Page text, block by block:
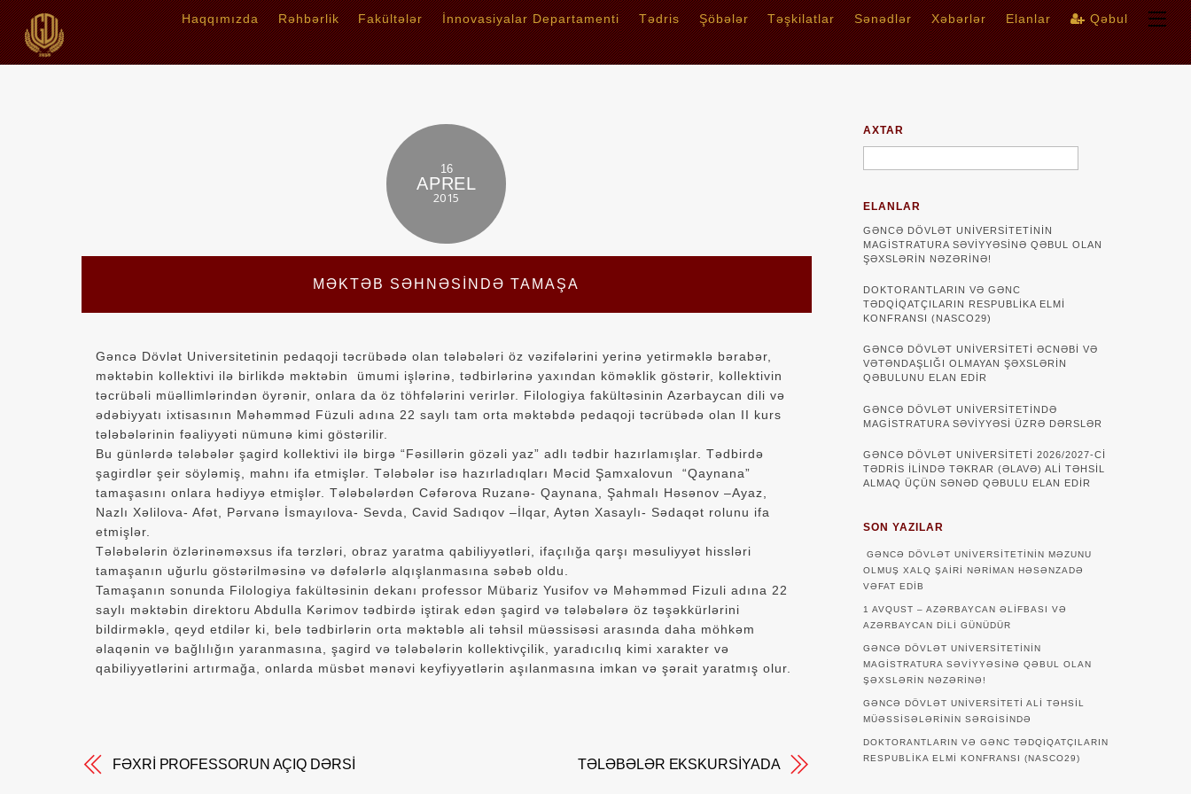
Haqqımızda Rəhbərlik Fakültələr İnnovasiyalar Departamenti Tədris Şöbələr Təşkilatlar Sənədlər Xəbərlər Elanlar Qəbul
16
APREL
2015
MƏKTƏB SƏHNƏSİNDƏ TAMAŞA
Gəncə Dövlət Universitetinin pedaqoji təcrübədə olan tələbələri öz vəzifələrini yerinə yetirməklə bərabər,
məktəbin kollektivi ilə birlikdə məktəbin ümumi işlərinə, tədbirlərinə yaxından köməklik göstərir, kollektivin
təcrübəli müəllimlərindən öyrənir, onlara da öz töhfələrini verirlər. Filologiya fakültəsinin Azərbaycan dili və
ədəbiyyatı ixtisasının Məhəmməd Füzuli adına 22 saylı tam orta məktəbdə pedaqoji təcrübədə olan II kurs
tələbələrinin fəaliyyəti nümunə kimi göstərilir.
Bu günlərdə tələbələr şagird kollektivi ilə birgə “Fəsillərin gözəli yaz” adlı tədbir hazırlamışlar. Tədbirdə
şagirdlər şeir söyləmiş, mahnı ifa etmişlər. Tələbələr isə hazırladıqları Məcid Şamxalovun “Qaynana”
tamaşasını onlara hədiyyə etmişlər. Tələbələrdən Cəfərova Ruzanə- Qaynana, Şahmalı Həsənov –Ayaz,
Nazlı Xəlilova- Afət, Pərvanə İsmayılova- Sevda, Cavid Sadıqov –İlqar, Aytən Xasaylı- Sədaqət rolunu ifa
etmişlər.
Tələbələrin özlərinəməxsus ifa tərzləri, obraz yaratma qabiliyyətləri, ifaçılığa qarşı məsuliyyət hissləri
tamaşanın uğurlu göstərilməsinə və dəfələrlə alqışlanmasına səbəb oldu.
Tamaşanın sonunda Filologiya fakültəsinin dekanı professor Mübariz Yusifov və Məhəmməd Fizuli adına 22
saylı məktəbin direktoru Abdulla Kərimov tədbirdə iştirak edən şagird və tələbələrə öz təşəkkürlərini
bildirməklə, qeyd etdilər ki, belə tədbirlərin orta məktəblə ali təhsil müəssisəsi arasında daha möhkəm
əlaqənin və bağlılığın yaranmasına, şagird və tələbələrin kollektivçilik, yaradıcılıq kimi xarakter və
qabiliyyətlərini artırmağa, onlarda müsbət mənəvi keyfiyyətlərin aşılanmasına imkan və şərait yaratmış olur.
FƏXRİ PROFESSORUN AÇIQ DƏRSİ TƏLƏBƏLƏR EKSKURSİYADA
AXTAR
ELANLAR
GƏNCƏ DÖVLƏT UNIVERSITETININ
MAGISTRATURA SƏVIYYƏSINƏ QƏBUL OLAN
ŞƏXSLƏRIN NƏZƏRINƏ!
DOKTORANTLARIN VƏ GƏNC
TƏDQİQATÇILARIN RESPUBLİKA ELMİ
KONFRANSI (NASCO29)
GƏNCƏ DÖVLƏT UNIVERSITETI ƏCNƏBI VƏ
VƏTƏNDAŞLIĞI OLMAYAN ŞƏXSLƏRIN
QƏBULUNU ELAN EDIR
GƏNCƏ DÖVLƏT UNIVERSITETINDƏ
MAGISTRATURA SƏVIYYƏSI ÜZRƏ DƏRSLƏR
GƏNCƏ DÖVLƏT UNİVERSİTETİ 2026/2027-Cİ
TƏDRİS İLİNDƏ TƏKRAR (ƏLAVƏ) ALİ TƏHSİL
ALMAQ ÜÇÜN SƏNƏD QƏBULU ELAN EDİR
SON YAZILAR
GƏNCƏ DÖVLƏT UNIVERSITETININ MƏZUNU
OLMUŞ XALQ ŞAIRI NƏRIMAN HƏSƏNZADƏ
VƏFAT EDIB
1 AVQUST – AZƏRBAYCAN ƏLIFBASI VƏ
AZƏRBAYCAN DILI GÜNÜDÜR
GƏNCƏ DÖVLƏT UNIVERSITETININ
MAGISTRATURA SƏVIYYƏSINƏ QƏBUL OLAN
ŞƏXSLƏRIN NƏZƏRINƏ!
GƏNCƏ DÖVLƏT UNIVERSITETI ALI TƏHSIL
MÜƏSSISƏLƏRININ SƏRGISINDƏ
DOKTORANTLARIN VƏ GƏNC TƏDQİQATÇILARIN
RESPUBLİKA ELMİ KONFRANSI (NASCO29)